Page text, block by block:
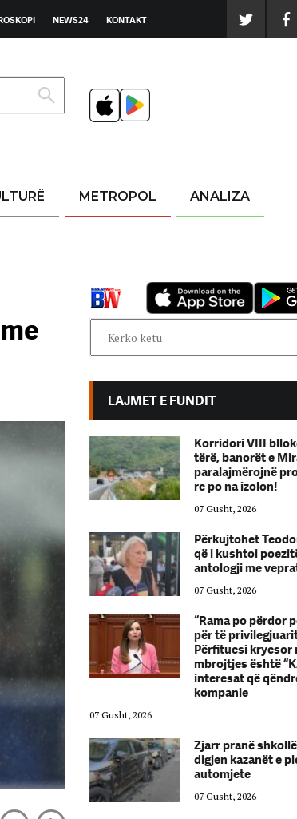
NEWS24 KONTAKT
METROPOL ANALIZA
LAJMET E FUNDIT
një fshat të
Rruga e
Keko/ Gruaja
Së afërmi një
Dorit
fiskale
Tabaku:
fushën e
dhe
pas kësaj
në Durrës,
dhe 3
Korridori VIII
tërë, banorët e
paralajmërojnë
re po na izolon!
07 Gusht, 2026
Përkujtohet
që i kushtoi
antologji me
07 Gusht, 2026
“Rama po përdor
për të
Përfituesi kryesor
mbrojtjes është
interesat që
kompanie
07 Gusht, 2026
Zjarr pranë
digjen kazanët e
automjete
07 Gusht, 2026